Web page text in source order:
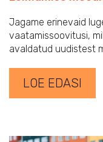
Jagame erinevaid
vaatamissoovitusi,
avaldatud uudistest
LOE EDASI